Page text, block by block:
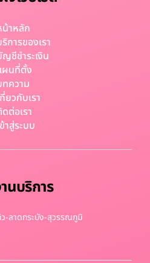
าหลัก
การของเรา
ชีชำระเงิน
ผนที่ตั้ง
ความ
ยวกับเรา
ต่อเรา
าสู่ระบบ
นบริการ
-ลาดกระบัง-สุวรรณภูมิ